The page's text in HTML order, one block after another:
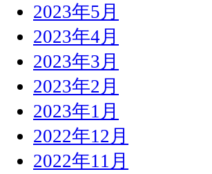
2023年5月
2023年4月
2023年3月
2023年2月
2023年1月
2022年12月
2022年11月